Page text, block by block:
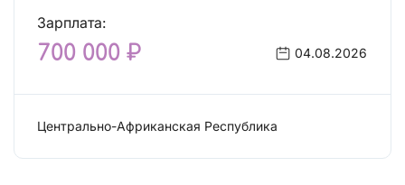
Зарплата:
700 000 ₽ 04.08.2026
Центрально-Африканская Республика